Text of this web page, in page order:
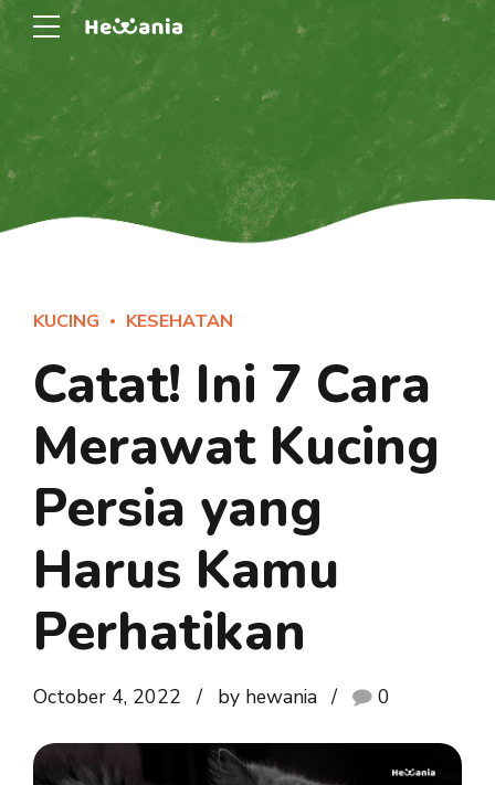
KUCING KESEHATAN
Catat! Ini 7 Cara
Merawat Kucing
Persia yang
Harus Kamu
Perhatikan
October 4, 2022 by hewania 0